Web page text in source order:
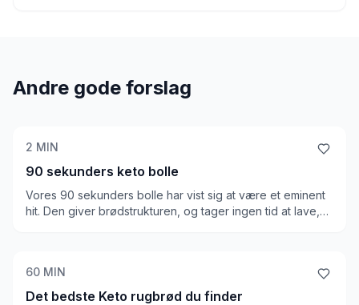
Andre gode forslag
2 MIN
90 sekunders keto bolle
Vores 90 sekunders bolle har vist sig at være et eminent
hit. Den giver brødstrukturen, og tager ingen tid at lave,
60 MIN
Det bedste Keto rugbrød du finder